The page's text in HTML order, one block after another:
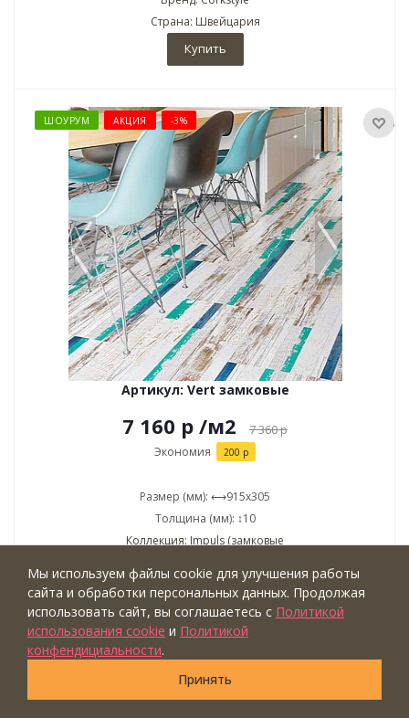
Страна: Швейцария
Купить
ШОУРУМ АКЦИЯ -3%
Артикул: Vert замковые
7 160 р /м2 7 360р
Экономия 200 р
Размер (мм): ⟷915x305
Толщина (мм): ↕10
Коллекция: Impuls (замковые
Бренд: Corkstyle
Страна: Швейцария
Купить
Мы используем файлы cookie для улучшения работы
сайта и обработки персональных данных. Продолжая
использовать сайт, вы соглашаетесь с Политикой
использования cookie и Политикой
конфендициальности.
Принять